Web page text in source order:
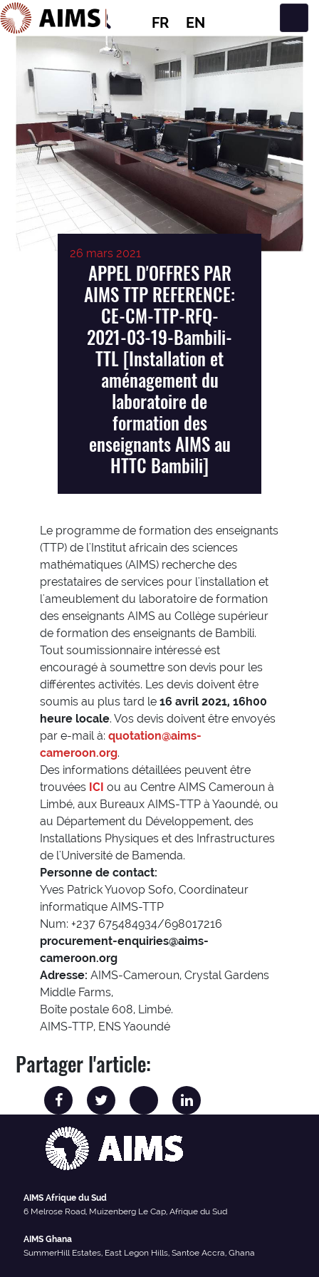
FR EN
Navigation principale
26 mars 2021
APPEL D'OFFRES PAR
AIMS TTP REFERENCE:
CE-CM-TTP-RFQ-
2021-03-19-Bambili-
TTL [Installation et
aménagement du
laboratoire de
formation des
enseignants AIMS au
HTTC Bambili]
Le programme de formation des enseignants
(TTP) de l'Institut africain des sciences
mathématiques (AIMS) recherche des
prestataires de services pour l'installation et
l'ameublement du laboratoire de formation
des enseignants AIMS au Collège supérieur
de formation des enseignants de Bambili.
Tout soumissionnaire intéressé est
encouragé à soumettre son devis pour les
différentes activités. Les devis doivent être
soumis au plus tard le 16 avril 2021, 16h00
heure locale. Vos devis doivent être envoyés
par e-mail à: quotation@aims-
cameroon.org.
Des informations détaillées peuvent être
trouvées ICI ou au Centre AIMS Cameroun à
Limbé, aux Bureaux AIMS-TTP à Yaoundé, ou
au Département du Développement, des
Installations Physiques et des Infrastructures
de l'Université de Bamenda.
Personne de contact:
Yves Patrick Yuovop Sofo, Coordinateur
informatique AIMS-TTP
Num: +237 675484934/698017216
procurement-enquiries@aims-
cameroon.org
Adresse: AIMS-Cameroun, Crystal Gardens
Middle Farms,
Boîte postale 608, Limbé.
AIMS-TTP, ENS Yaoundé
Partager l'article:
AIMS Afrique du Sud
6 Melrose Road, Muizenberg Le Cap, Afrique du Sud
AIMS Ghana
SummerHill Estates, East Legon Hills, Santoe Accra, Ghana